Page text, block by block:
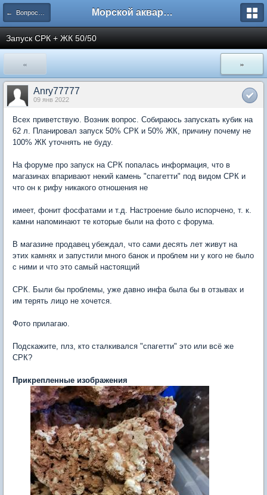
← Вопросы новичков Морской аквариум. Форумы ReefCentral.ru
Запуск СРК + ЖК 50/50
« »
Anry77777
09 янв 2022
Всех приветствую. Возник вопрос. Собираюсь запускать кубик на
62 л. Планировал запуск 50% СРК и 50% ЖК, причину почему не
100% ЖК уточнять не буду.
На форуме про запуск на СРК попалась информация, что в
магазинах впаривают некий камень "спагетти" под видом СРК и
что он к рифу никакого отношения не
имеет, фонит фосфатами и т.д. Настроение было испорчено, т. к.
камни напоминают те которые были на фото с форума.
В магазине продавец убеждал, что сами десять лет живут на
этих камнях и запустили много банок и проблем ни у кого не было
с ними и что это самый настоящий
СРК. Были бы проблемы, уже давно инфа была бы в отзывах и
им терять лицо не хочется.
Фото прилагаю.
Подскажите, плз, кто сталкивался "спагетти" это или всё же
СРК?
Прикрепленные изображения